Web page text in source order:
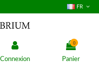
FR
Connexion
0
Panier